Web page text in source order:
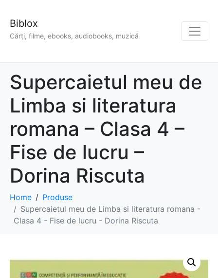
Biblox
Cărți, filme, ebooks, audiobooks, muzică
Supercaietul meu de
Limba si literatura
romana – Clasa 4 –
Fise de lucru –
Dorina Riscuta
Home
Produse
Supercaietul meu de Limba si literatura romana -
Clasa 4 - Fise de lucru - Dorina Riscuta